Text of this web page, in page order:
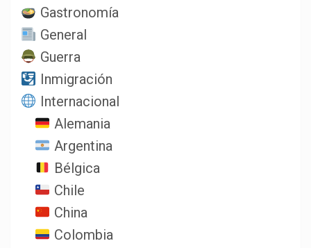
Gastronomía
General
Guerra
Inmigración
Internacional
Alemania
Argentina
Bélgica
Chile
China
Colombia